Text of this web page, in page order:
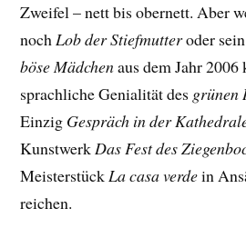
Zweifel – nett bis obernett. Aber
nochLob der Stiefmutteroder
böse Mädchenaus dem Jahr
sprachliche Genialität des grünen
Einzig Gespräch in der
KunstwerkDas Fest des
MeisterstückLa casa verdein
reichen.